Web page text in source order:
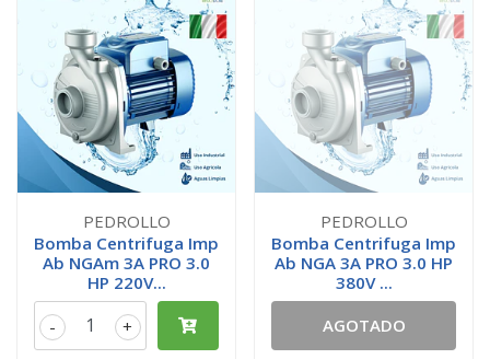
PEDROLLO
Bomba Centrifuga Imp
Ab NGAm 3A PRO 3.0
HP 220V...
+
-
PEDROLLO
Bomba Centrifuga Imp
Ab NGA 3A PRO 3.0 HP
380V ...
AGOTADO